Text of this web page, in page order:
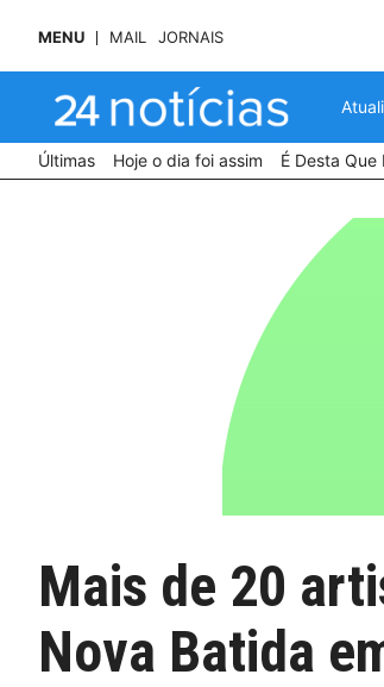
MENU MAIL JORNAIS
Últimas Hoje o dia foi assim É Desta Que
Mais de 20
Nova Batida